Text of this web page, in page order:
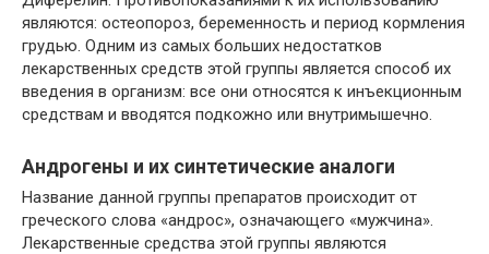
являются: остеопороз, беременность и период кормления
грудью. Одним из самых больших недостатков
лекарственных средств этой группы является способ их
введения в организм: все они относятся к инъекционным
средствам и вводятся подкожно или внутримышечно.
Андрогены и их синтетические аналоги
Название данной группы препаратов происходит от
греческого слова «андрос», означающего «мужчина».
Лекарственные средства этой группы являются